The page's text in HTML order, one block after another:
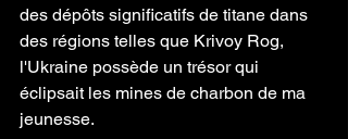
des dépôts significatifs de titane dans
des régions telles que Krivoy Rog,
l'Ukraine possède un trésor qui
éclipsait les mines de charbon de ma
jeunesse.